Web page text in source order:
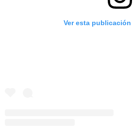
Ver esta publicación